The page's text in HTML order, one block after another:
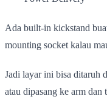
Ada built-in kickstand
mounting socket kalau
Jadi layar ini bisa ditaruh
atau dipasang ke arm dan